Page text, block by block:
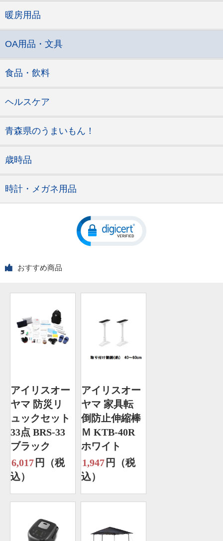
暖房用品
OA用品・文具
食品・飲料
ヘルスケア
青森県のうまいもん！
歳時品
時計・メガネ用品
おすすめ商品
アイリスオー
ヤマ 防災リ
ュックセット
33点 BRS-33
ブラック
6,017 円（税
込）
アイリスオー
ヤマ 家具転
倒防止伸縮棒
Ｍ KTB-40R
ホワイト
1,947 円（税
込）